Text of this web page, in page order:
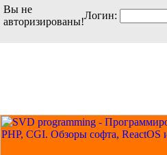
Вы не
авторизированы!
Логин: